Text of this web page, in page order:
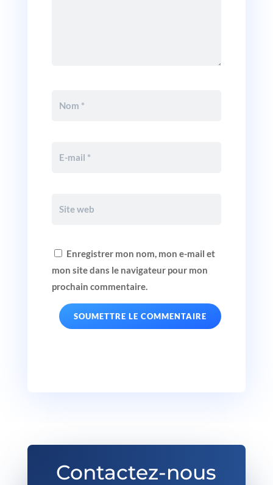
Enregistrer mon nom, mon e-mail et
mon site dans le navigateur pour mon
prochain commentaire.
SOUMETTRE LE COMMENTAIRE
Contactez-nous